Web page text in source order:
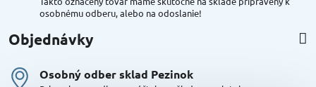
osobnému odberu, alebo na odoslanie!
Objednávky
Osobný odber sklad Pezinok